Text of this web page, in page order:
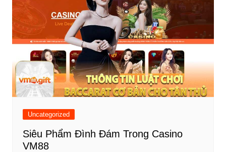
Uncategorized
Siêu Phẩm Đình Đám Trong Casino
VM88